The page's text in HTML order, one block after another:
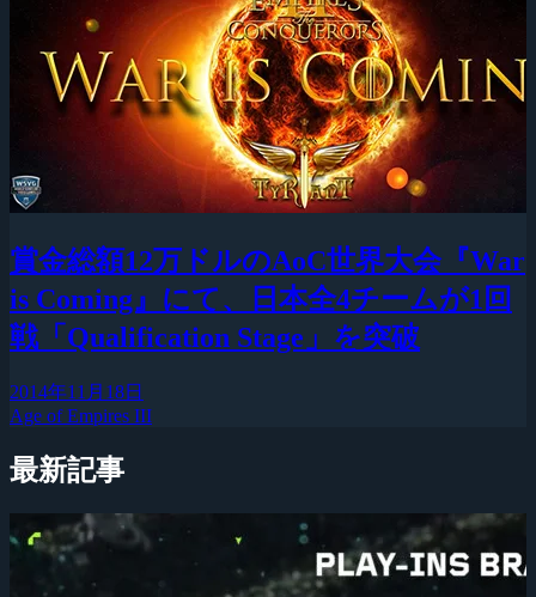
賞金総額12万ドルのAoC世界大会『War
is Coming』にて、日本全4チームが1回
戦「Qualification Stage」を突破
2014年11月18日
Age of Empires III
最新記事